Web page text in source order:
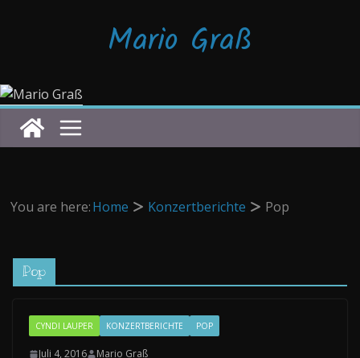
Mario Graß
You are here:Home Konzertberichte Pop
Pop
CYNDI LAUPER KONZERTBERICHTE POP
Juli 4, 2016 Mario Graß